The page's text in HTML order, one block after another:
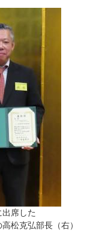
席した
松克弘部長（右）